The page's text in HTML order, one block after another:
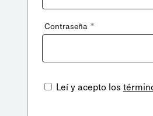
Contraseña *
Leí y acepto los